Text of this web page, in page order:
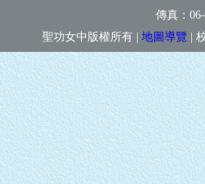
傳真：
聖功女中版權所有 | 地圖導覽 |